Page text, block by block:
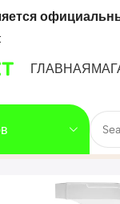
ГЛАВНАЯ
средство